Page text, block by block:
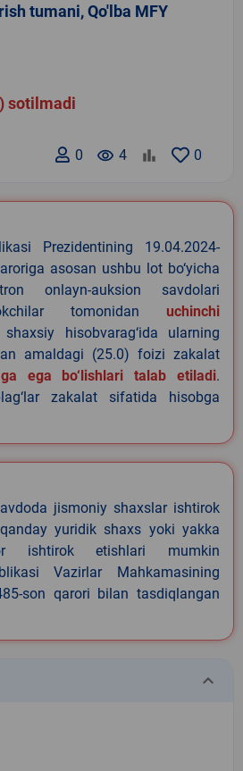
tumani, Qo'lba MFY
sotilmadi
0
remove_red_eye 4
0
Prezidentining 19.04.2024-
asosan ushbu lot bo‘yicha
onlayn-auksion savdolari
tomonidan uchinchi
hisobvarag‘ida ularning
amaldagi (25.0) foizi zakalat
ega bo‘lishlari talab etiladi.
zakalat sifatida hisobga
jismoniy shaxslar ishtirok
yuridik shaxs yoki yakka
ishtirok etishlari mumkin
Vazirlar Mahkamasining
son qarori bilan tasdiqlangan
keyboard_arrow_down